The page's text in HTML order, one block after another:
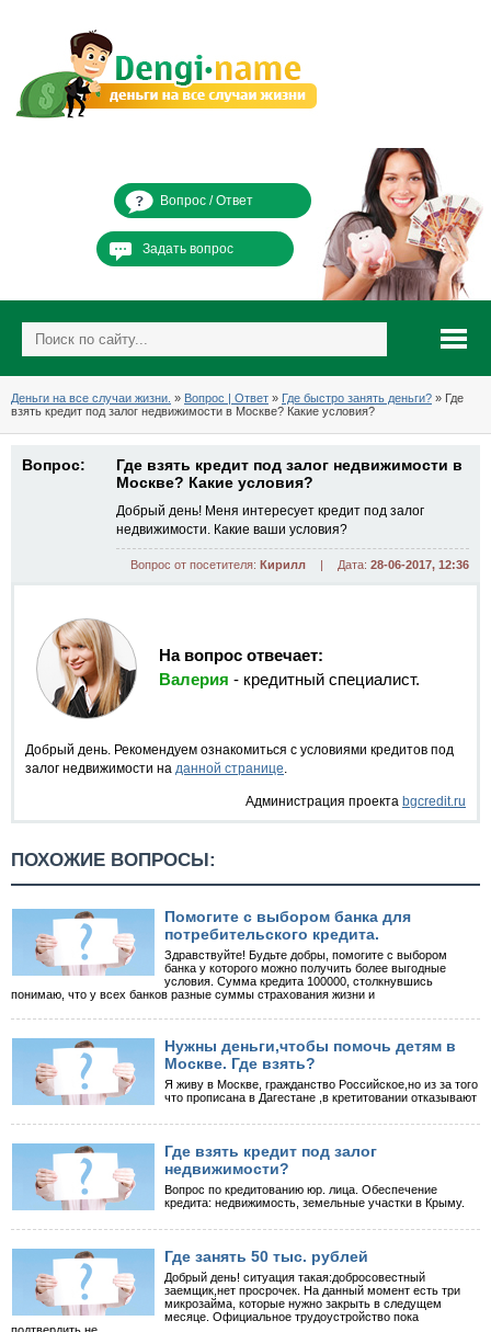
Вопрос / Ответ
Задать вопрос
Деньги на все случаи жизни. » Вопрос | Ответ » Где быстро занять деньги? » Где
взять кредит под залог недвижимости в Москве? Какие условия?
Вопрос:
Где взять кредит под залог недвижимости в
Москве? Какие условия?
Добрый день! Меня интересует кредит под залог
недвижимости. Какие ваши условия?
Вопрос от посетителя: Кирилл | Дата: 28-06-2017, 12:36
На вопрос отвечает:
Валерия - кредитный специалист.
Добрый день. Рекомендуем ознакомиться с условиями кредитов под
залог недвижимости на данной странице.
Администрация проекта bgcredit.ru
ПОХОЖИЕ ВОПРОСЫ:
Помогите с выбором банка для
потребительского кредита.
Здравствуйте! Будьте добры, помогите с выбором
банка у которого можно получить более выгодные
условия. Сумма кредита 100000, столкнувшись
понимаю, что у всех банков разные суммы страхования жизни и
Нужны деньги,чтобы помочь детям в
Москве. Где взять?
Я живу в Москве, гражданство Российское,но из за того
что прописана в Дагестане ,в кретитовании отказывают
Где взять кредит под залог
недвижимости?
Вопрос по кредитованию юр. лица. Обеспечение
кредита: недвижимость, земельные участки в Крыму.
Где занять 50 тыс. рублей
Добрый день! ситуация такая:добросовестный
заемщик,нет просрочек. На данный момент есть три
микрозайма, которые нужно закрыть в следущем
месяце. Официальное трудоустройство пока